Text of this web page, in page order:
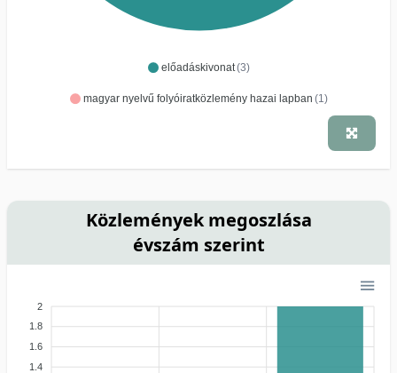
előadáskivonat(3)
magyar nyelvű folyóiratközlemény hazai lapban (1)
Közlemények megoszlása
évszám szerint
2
1.8
1.6
1.4